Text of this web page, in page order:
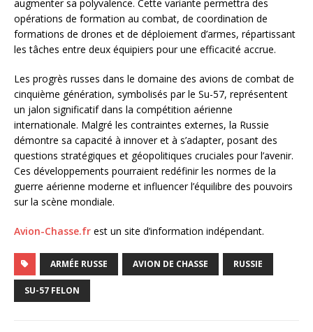
augmenter sa polyvalence. Cette variante permettra des
opérations de formation au combat, de coordination de
formations de drones et de déploiement d’armes, répartissant
les tâches entre deux équipiers pour une efficacité accrue.
Les progrès russes dans le domaine des avions de combat de
cinquième génération, symbolisés par le Su-57, représentent
un jalon significatif dans la compétition aérienne
internationale. Malgré les contraintes externes, la Russie
démontre sa capacité à innover et à s’adapter, posant des
questions stratégiques et géopolitiques cruciales pour l’avenir.
Ces développements pourraient redéfinir les normes de la
guerre aérienne moderne et influencer l’équilibre des pouvoirs
sur la scène mondiale.
Avion-Chasse.fr est un site d’information indépendant.
ARMÉE RUSSE AVION DE CHASSE RUSSIE
SU-57 FELON